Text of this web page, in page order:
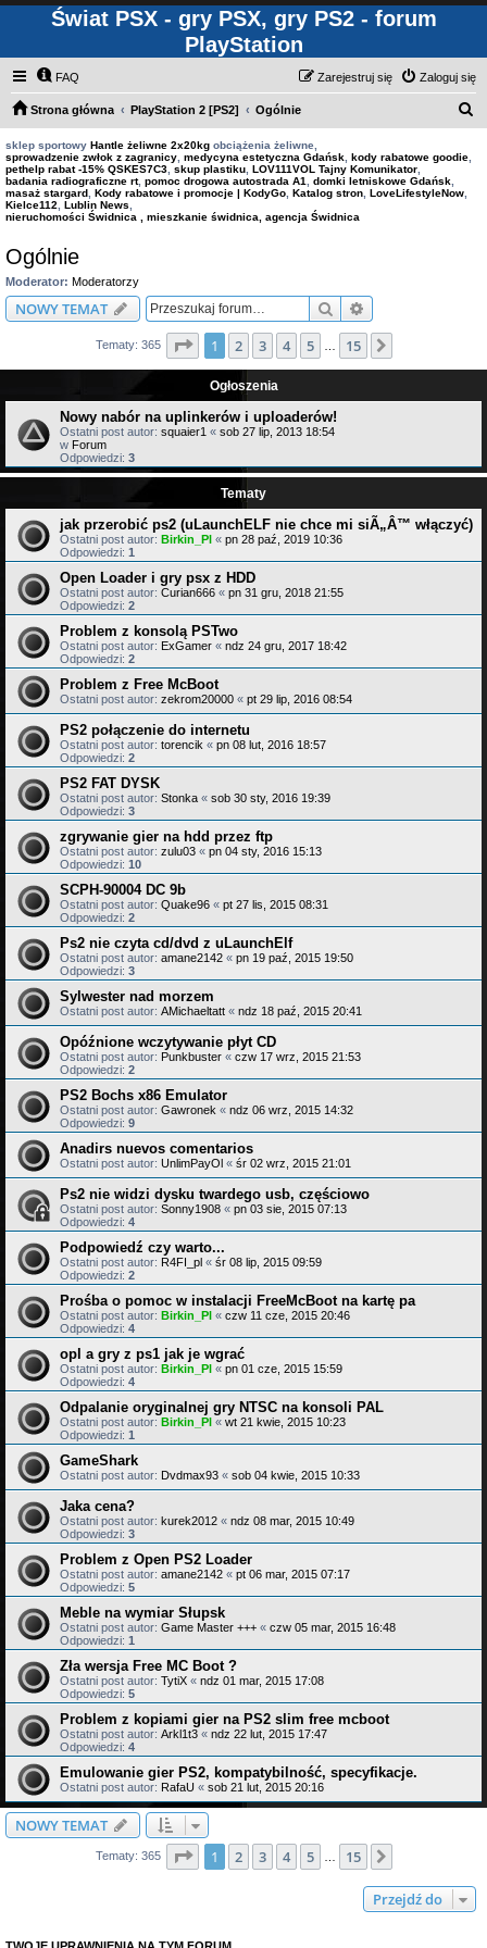
Świat PSX - gry PSX, gry PS2 - forum
PlayStation
FAQ Zaloguj się
Zarejestruj się
Strona główna PlayStation 2 [PS2] Ogólnie
sklep sportowy Hantle żeliwne 2x20kg obciążenia żeliwne,
sprowadzenie zwłok z zagranicy medycyna estetyczna Gdańsk kody rabatowe goodie
pethelp rabat -15% QSKES7C3 skup plastiku LOV111VOL Tajny Komunikator
badania radiograficzne rt, pomoc drogowa autostrada A1 domki letniskowe Gdańsk
masaż stargard Kody rabatowe i promocje | KodyGo Katalog stron LoveLifestyleNow
Kielce112
Lublin News
nieruchomości Świdnica , mieszkanie świdnica, agencja Świdnica
Ogólnie
Moderator: Moderatorzy
NOWY TEMAT Szukaj
Tematy: 365 Strona1 z15
1 2 3 4 5 15
Ogłoszenia
Nowy nabór na uplinkerów i uploaderów!
Ostatni post autor: squaier1 « sob 27 lip, 2013 18:54
w Forum
Odpowiedzi: 3
Tematy
jak przerobić ps2 (uLaunchELF nie chce mi siÃ„Â™ włączyć)
Ostatni post autor: Birkin_Pl « pn 28 paź, 2019 10:36
Odpowiedzi: 1
Open Loader i gry psx z HDD
Ostatni post autor: Curian666 « pn 31 gru, 2018 21:55
Odpowiedzi: 2
Problem z konsolą PSTwo
Ostatni post autor: ExGamer « ndz 24 gru, 2017 18:42
Odpowiedzi: 2
Problem z Free McBoot
Ostatni post autor: zekrom20000 « pt 29 lip, 2016 08:54
PS2 połączenie do internetu
Ostatni post autor: torencik « pn 08 lut, 2016 18:57
Odpowiedzi: 2
PS2 FAT DYSK
Ostatni post autor: Stonka « sob 30 sty, 2016 19:39
Odpowiedzi: 3
zgrywanie gier na hdd przez ftp
Ostatni post autor: zulu03 « pn 04 sty, 2016 15:13
Odpowiedzi: 10
SCPH-90004 DC 9b
Ostatni post autor: Quake96 « pt 27 lis, 2015 08:31
Odpowiedzi: 2
Ps2 nie czyta cd/dvd z uLaunchElf
Ostatni post autor: amane2142 « pn 19 paź, 2015 19:50
Odpowiedzi: 3
Sylwester nad morzem
Ostatni post autor: AMichaeltatt « ndz 18 paź, 2015 20:41
Opóźnione wczytywanie płyt CD
Ostatni post autor: Punkbuster « czw 17 wrz, 2015 21:53
Odpowiedzi: 2
PS2 Bochs x86 Emulator
Ostatni post autor: Gawronek « ndz 06 wrz, 2015 14:32
Odpowiedzi: 9
Anadirs nuevos comentarios
Ostatni post autor: UnlimPayOl « śr 02 wrz, 2015 21:01
Ps2 nie widzi dysku twardego usb, częściowo
Ostatni post autor: Sonny1908 « pn 03 sie, 2015 07:13
Odpowiedzi: 4
Podpowiedź czy warto...
Ostatni post autor: R4FI_pl « śr 08 lip, 2015 09:59
Odpowiedzi: 2
Prośba o pomoc w instalacji FreeMcBoot na kartę pa
Ostatni post autor: Birkin_Pl « czw 11 cze, 2015 20:46
Odpowiedzi: 4
opl a gry z ps1 jak je wgrać
Ostatni post autor: Birkin_Pl « pn 01 cze, 2015 15:59
Odpowiedzi: 4
Odpalanie oryginalnej gry NTSC na konsoli PAL
Ostatni post autor: Birkin_Pl « wt 21 kwie, 2015 10:23
Odpowiedzi: 1
GameShark
Ostatni post autor: Dvdmax93 « sob 04 kwie, 2015 10:33
Jaka cena?
Ostatni post autor: kurek2012 « ndz 08 mar, 2015 10:49
Odpowiedzi: 3
Problem z Open PS2 Loader
Ostatni post autor: amane2142 « pt 06 mar, 2015 07:17
Odpowiedzi: 5
Meble na wymiar Słupsk
Ostatni post autor: Game Master +++ « czw 05 mar, 2015 16:48
Odpowiedzi: 1
Zła wersja Free MC Boot ?
Ostatni post autor: TytiX « ndz 01 mar, 2015 17:08
Odpowiedzi: 5
Problem z kopiami gier na PS2 slim free mcboot
Ostatni post autor: Arkl1t3 « ndz 22 lut, 2015 17:47
Odpowiedzi: 4
Emulowanie gier PS2, kompatybilność, specyfikacje.
Ostatni post autor: RafaU « sob 21 lut, 2015 20:16
NOWY TEMAT
Tematy: 365 Strona1 z15
1 2 3 4 5 15
Przejdź do
TWOJE UPRAWNIENIA NA TYM FORUM